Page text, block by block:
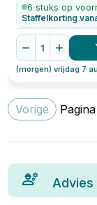
6 stuks op
1
(morgen) vrijdag 7
Vorige